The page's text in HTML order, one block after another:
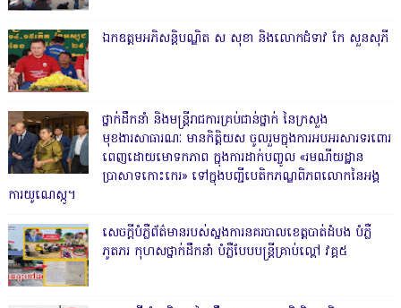
ឯកឧត្តមអភិសន្តិបណ្ឌិត ស សុខា និងលោកជំទាវ កែ សួនសុភី
ថ្នាក់ដឹកនាំ និងមន្ត្រីរាជការគ្រប់ជាន់ថ្នាក់ នៃក្រសួង
មុខងារសាធារណៈ មានកិត្តិយស ចូលរួមក្នុងការអបអរសារទរពោរ
ពេញដោយមោទកភាព ក្នុងការដាក់បញ្ចូល «រមណីយដ្ឋាន
ប្រាសាទកោះកេរ» ទៅក្នុងបញ្ជីបេតិកភណ្ឌពិភពលោកនៃអង្គ
ការយូណេស្កូ។
សេចក្តីបំភ្លឺព័ត៌មានរបស់ស្នងការនគរបាលខេត្តបាត់ដំបង បំភ្លឺ
ភូតភរ កុហសថ្នាក់ដឹកនាំ បំភ្លឺបែបបន្ត្រីគ្រាប់ល្ពៅ វគ្គ៥